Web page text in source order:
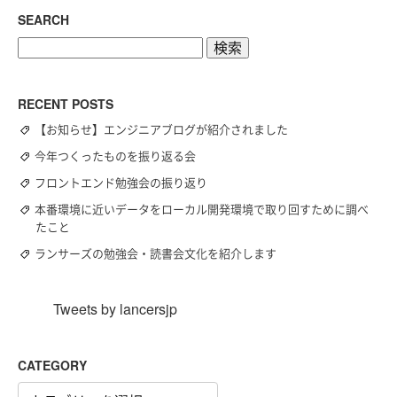
SEARCH
RECENT POSTS
【お知らせ】エンジニアブログが紹介されました
今年つくったものを振り返る会
フロントエンド勉強会の振り返り
本番環境に近いデータをローカル開発環境で取り回すために調べ
たこと
ランサーズの勉強会・読書会文化を紹介します
Tweets by lancersjp
CATEGORY
CATEGORY